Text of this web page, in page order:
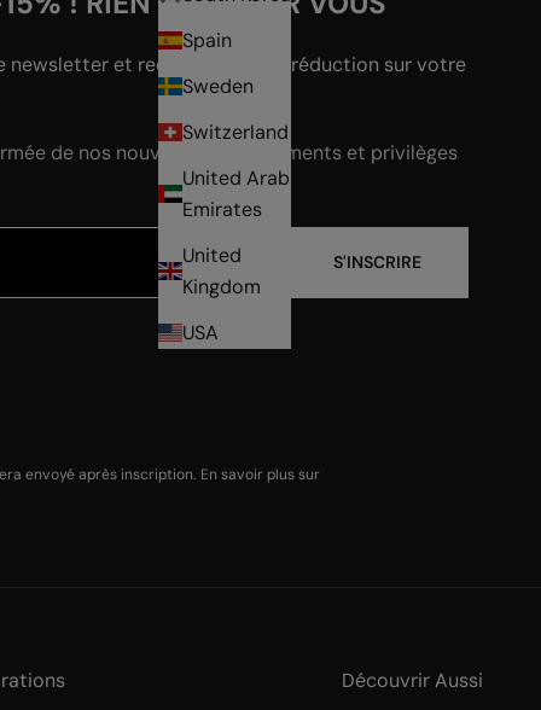
Spain
Sweden
Switzerland
United Arab
Emirates
United
Kingdom
USA
newsletter et recevez -15% de réduction sur votre
de nos nouveautés, événements et privilèges
S'INSCRIRE
envoyé après inscription. En savoir plus sur
Découvrir Aussi